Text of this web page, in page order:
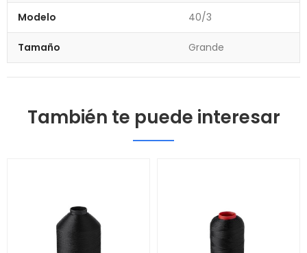
Modelo 40/3
Tamaño Grande
También te puede interesar